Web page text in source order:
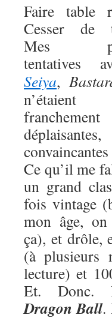
Faire table
Cesser de
Mes
tentatives
Seiya,
franchement
Ce qu’il me
un grand
fois vintage
mon âge,
ça), et drôle,
(à plusieurs
lecture) et
Et. Donc.
Dragon Ball.